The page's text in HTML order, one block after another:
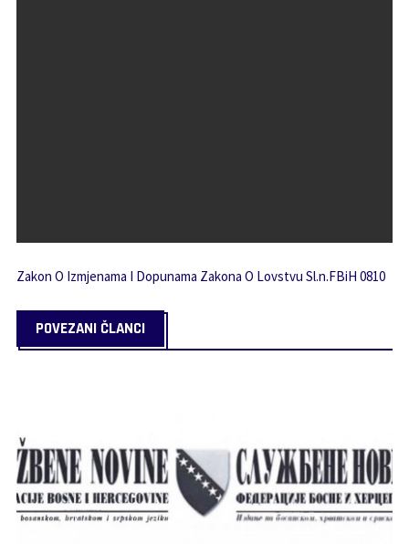
Zakon O Izmjenama I Dopunama Zakona O Lovstvu Sl.n.FBiH 0810
POVEZANI ČLANCI